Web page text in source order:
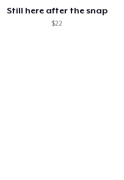
Still here after the snap
$22